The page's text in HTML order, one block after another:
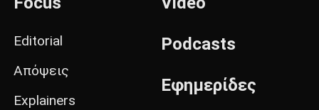
Editorial
Απόψεις
Explainers
Podcasts
Εφημερίδες